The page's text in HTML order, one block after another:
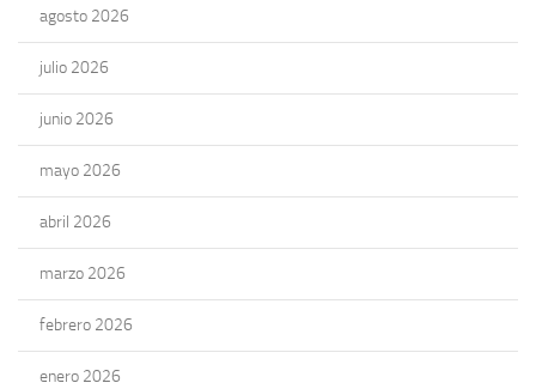
agosto 2026
julio 2026
junio 2026
mayo 2026
abril 2026
marzo 2026
febrero 2026
enero 2026